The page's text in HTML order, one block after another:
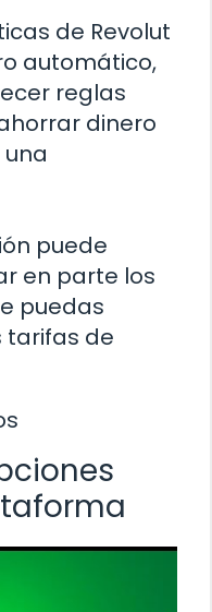
de Revolut
automático,
reglas
dinero
puede
en parte los
puedas
tarifas de